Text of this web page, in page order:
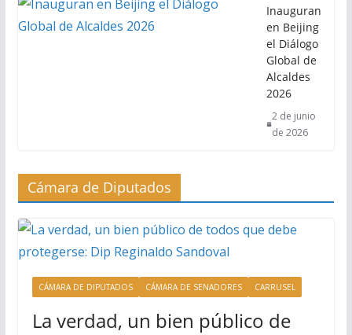
Inauguran
en Beijing
el Diálogo
Global de
Alcaldes
2026
2 de junio
de 2026
Cámara de Diputados
CÁMARA DE DIPUTADOS CÁMARA DE SENADORES CARRUSEL
La verdad, un bien público de